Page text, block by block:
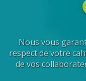
Nous vous
respect de votre
de vos